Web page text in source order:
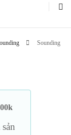
Sounding